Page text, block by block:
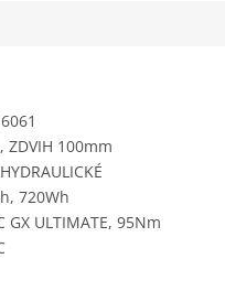
ZDVIH 100mm
720Wh
GX ULTIMATE, 95Nm